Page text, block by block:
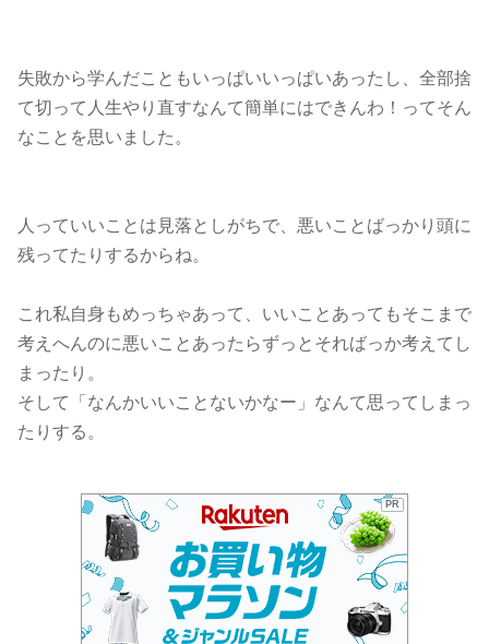
失敗から学んだこともいっぱいいっぱいあったし、全部捨
て切って人生やり直すなんて簡単にはできんわ！ってそん
なことを思いました。
人っていいことは見落としがちで、悪いことばっかり頭に
残ってたりするからね。
これ私自身もめっちゃあって、いいことあってもそこまで
考えへんのに悪いことあったらずっとそればっか考えてし
まったり。
そして「なんかいいことないかなー」なんて思ってしまっ
たりする。
PR